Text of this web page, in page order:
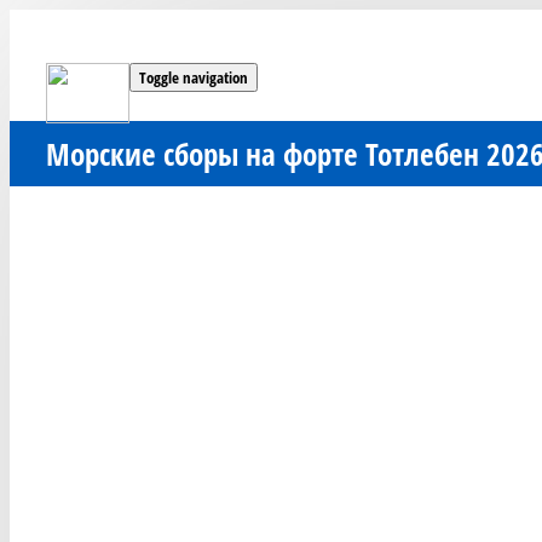
Toggle navigation
Морские сборы на форте Тотлебен